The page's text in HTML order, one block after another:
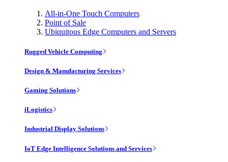
All-in-One Touch Computers
Point of Sale
Ubiquitous Edge Computers and Servers
Rugged Vehicle Computing
Design & Manufacturing Services
Gaming Solutions
iLogistics
Industrial Display Solutions
IoT Edge Intelligence Solutions and Services